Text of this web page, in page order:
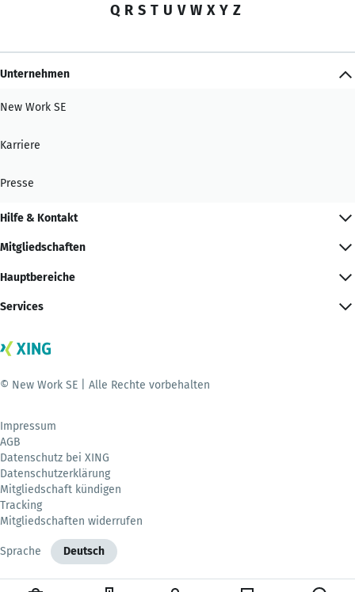
Q R S T U V W X Y Z
Unternehmen
New Work SE
Karriere
Presse
Hilfe & Kontakt
Mitgliedschaften
Hauptbereiche
Services
© New Work SE | Alle Rechte vorbehalten
Impressum
AGB
Datenschutz bei XING
Datenschutzerklärung
Mitgliedschaft kündigen
Tracking
Mitgliedschaften widerrufen
Sprache Deutsch